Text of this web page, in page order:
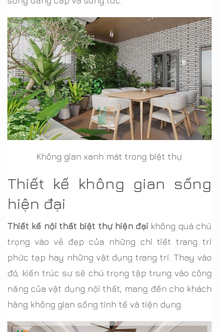
Không gian xanh mát trong biệt thự.
Thiết kế không gian sống
hiện đại
Thiết kế nội thất biệt thự hiện đại không quá chú
trọng vào vẻ đẹp của những chi tiết trang trí
phức tạp hay những vật dụng trang trí. Thay vào
đó, kiến trúc sư sẽ chú trọng tập trung vào công
năng của vật dụng nội thất, mang đến cho khách
hàng không gian sống tinh tế và tiện dụng.